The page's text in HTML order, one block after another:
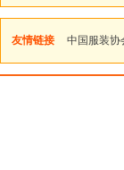
友情链接 中国服装协